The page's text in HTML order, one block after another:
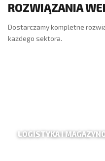
ROZWIĄZANIA
Dostarczamy kompletne
każdego sektora.
LOGISTYKA I